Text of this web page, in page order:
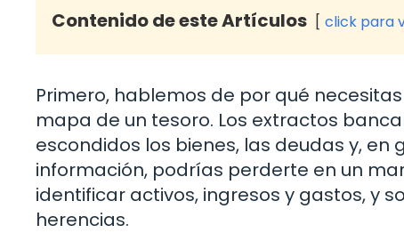
Contenido de este Artículos click para
Primero, hablemos de por qué
mapa de un tesoro. Los extractos
escondidos los bienes, las deudas y,
información, podrías perderte en un
identificar activos, ingresos y gastos, y
herencias.